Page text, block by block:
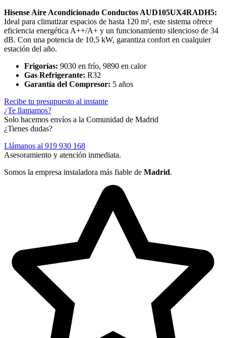
Hisense Aire Acondicionado Conductos AUD105UX4RADH5:
Ideal para climatizar espacios de hasta 120 m², este sistema ofrece
eficiencia energética A++/A+ y un funcionamiento silencioso de 34
dB. Con una potencia de 10,5 kW, garantiza confort en cualquier
estación del año.
Frigorías: 9030 en frío, 9890 en calor
Gas Refrigerante: R32
Garantía del Compresor: 5 años
Recibe tu presupuesto al instante
¿Te llamamos?
Solo hacemos envíos a la Comunidad de Madrid
¿Tienes dudas?
Llámanos al 919 930 168
Asesoramiento y atención inmediata.
Somos la empresa instaladora más fiable de Madrid.